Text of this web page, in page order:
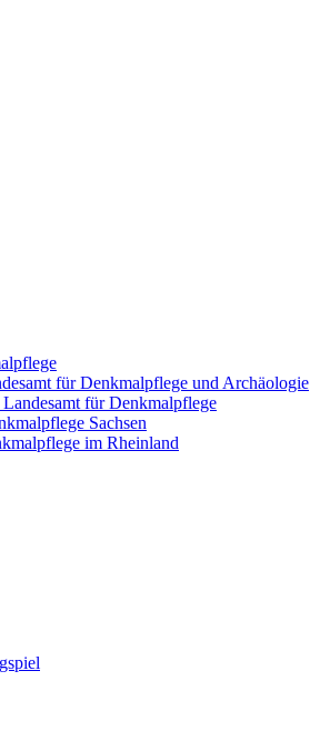
für Denkmalpflege und Archäologie
Landesamt für Denkmalpflege
Sachsen
im Rheinland